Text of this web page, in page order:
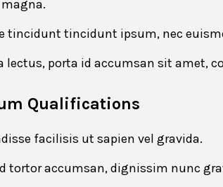
tincidunt tincidunt ipsum, nec
lectus, porta id accumsan sit amet,
Qualifications
facilisis ut sapien vel gravida.
tortor accumsan, dignissim nunc